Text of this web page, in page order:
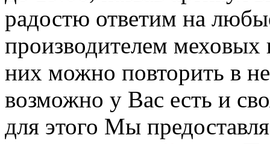
радостю ответим на
производителем
них можно повторить в
возможно у Вас есть и
для этого Мы